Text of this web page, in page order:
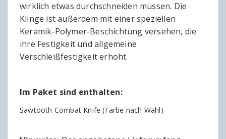
wirklich etwas durchschneiden müssen. Die
Klinge ist außerdem mit einer speziellen
Keramik-Polymer-Beschichtung versehen, die
ihre Festigkeit und allgemeine
Verschleißfestigkeit erhöht.
Im Paket sind enthalten:
Sawtooth Combat Knife (Farbe nach Wahl)